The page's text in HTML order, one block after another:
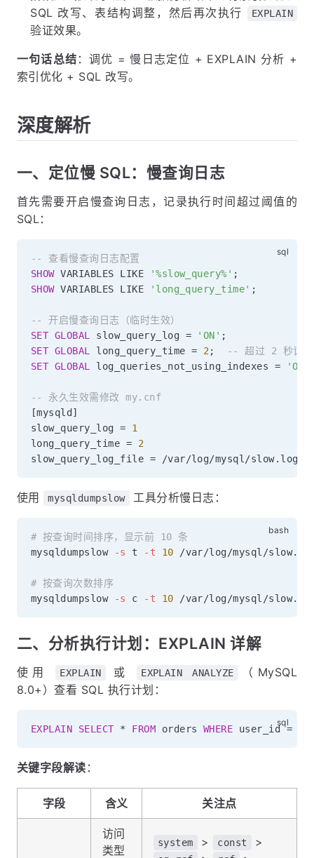
SQL 改写、表结构调整，然后再次执行
EXPLAIN
验证效果。
一句话总结 ：调优 = 慢日志定位 + EXPLAIN 分析 +
索引优化 + SQL 改写。
深度解析
一、定位慢 SQL：慢查询日志
首先需要开启慢查询日志，记录执行时间超过阈值的
SQL：
-- 查看慢查询日志配置
SHOW VARIABLES LIKE '%slow_query%' ;
SHOW VARIABLES LIKE 'long_query_time' ;
-- 开启慢查询日志（临时生效）
SET GLOBAL slow_query_log = 'ON' ;
SET GLOBAL long_query_time = 2;
-- 超过 2 秒记录
SET GLOBAL log_queries_not_using_indexes = 'ON'
-- 永久生效需修改 my.cnf
[mysqld ]
slow_query_log =
1
long_query_time =
2
slow_query_log_file = /var/log/mysql /slow.
使用 mysqldumpslow 工具分析慢日志：
# 按查询时间排序，显示前 10 条
mysqldumpslow
-s t -t 10 /var/log/mysql/
# 按查询次数排序
mysqldumpslow
-s c -t 10
二、分析执行计划：EXPLAIN 详解
使用 EXPLAIN 或 EXPLAIN ANALYZE
（MySQL
8.0+）查看 SQL 执行计划：
EXPLAIN SELECT * FROM orders WHERE user_id =
关键字段解读 ：
字段 含义 关注点
访问
类型
system > const >